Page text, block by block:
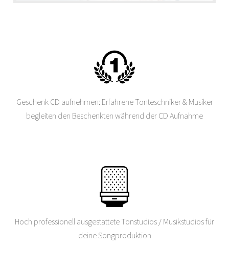
Geschenk CD aufnehmen: Erfahrene Tonteschniker & Musiker
begleiten den Beschenkten während der CD Aufnahme
Hoch professionell ausgestattete Tonstudios / Musikstudios für
deine Songproduktion